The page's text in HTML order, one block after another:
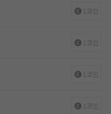
1코인
1코인
1코인
1코인